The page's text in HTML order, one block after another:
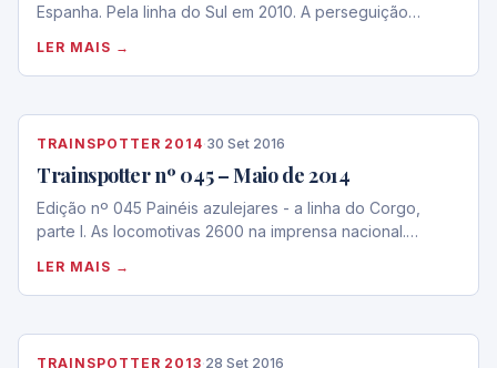
Espanha. Pela linha do Sul em 2010. A perseguição…
LER MAIS →
TRAINSPOTTER 2014·30 Set 2016
Trainspotter nº 045 – Maio de 2014
Edição nº 045 Painéis azulejares - a linha do Corgo,
parte I. As locomotivas 2600 na imprensa nacional.…
LER MAIS →
TRAINSPOTTER 2013·28 Set 2016